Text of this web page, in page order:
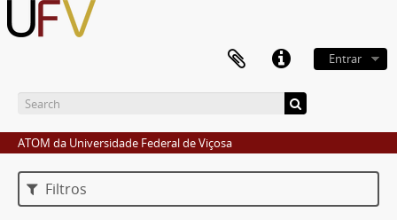
Entrar
ATOM da Universidade Federal de Viçosa
Filtros